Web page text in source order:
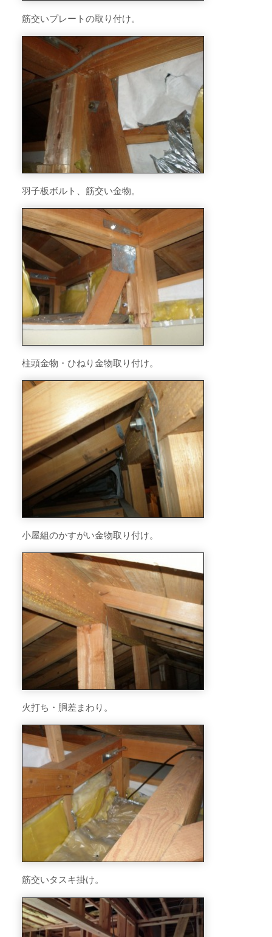
筋交いプレートの取り付け。
羽子板ボルト、筋交い金物。
柱頭金物・ひねり金物取り付け。
小屋組のかすがい金物取り付け。
火打ち・胴差まわり。
筋交いタスキ掛け。